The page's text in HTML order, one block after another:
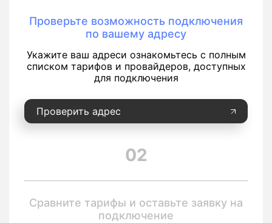
Проверьте возможность подключения
по вашему адресу
Укажите ваш адреси ознакомьтесь с полным
списком тарифов и провайдеров, доступных
для подключения
Проверить адрес
02
Сравните тарифы и оставьте заявку на
подключение